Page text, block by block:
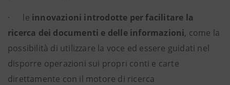
· le innovazioni introdotte per facilitare la
ricerca dei documenti e delle informazioni, come la
possibilità di utilizzare la voce ed essere guidati nel
disporre operazioni sui propri conti e carte
direttamente con il motore di ricerca